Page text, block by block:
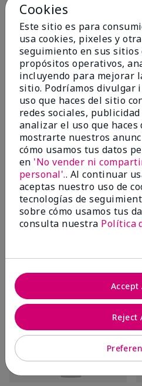
Añadir a la bolsa
TimeWise® Antioxidant
Moisturizer
Combinada/Grasa
$34.00
Cookies
Este sitio es para
usa cookies, pixeles y
seguimiento en sus
propósitos operativos,
incluyendo para mejorar
sitio. Podríamos divulgar
uso que haces del sitio
redes sociales,
analizar el uso que
mostrarte nuestros
cómo usamos tus datos
en 'No vender ni
personal'.. Al continuar
aceptas nuestro uso de
tecnologías de
sobre cómo usamos tus
consulta nuestra Política
Reject
Accept